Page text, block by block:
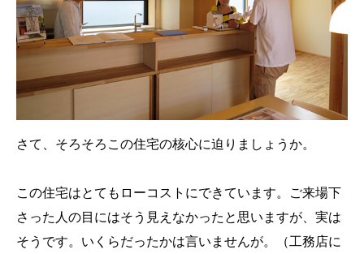
さて、そろそろこの住宅の核心に迫りましょうか。
この住宅はとてもローコストにできています。ご来場下
さった人の目にはそう見えなかったと思いますが、実は
そうです。いくらだったかは言いませんが。（工務店に